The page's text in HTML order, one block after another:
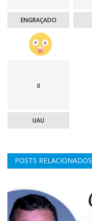
ENGRAÇADO
0
UAU
POSTS RELACIONADOS